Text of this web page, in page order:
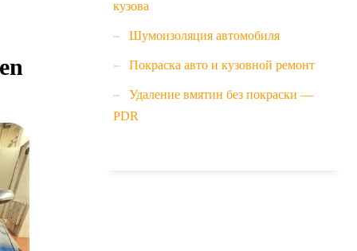
кузова
Шумоизоляция автомобиля
Покраска авто и кузовной ремонт
Удаление вмятин без покраски —
PDR